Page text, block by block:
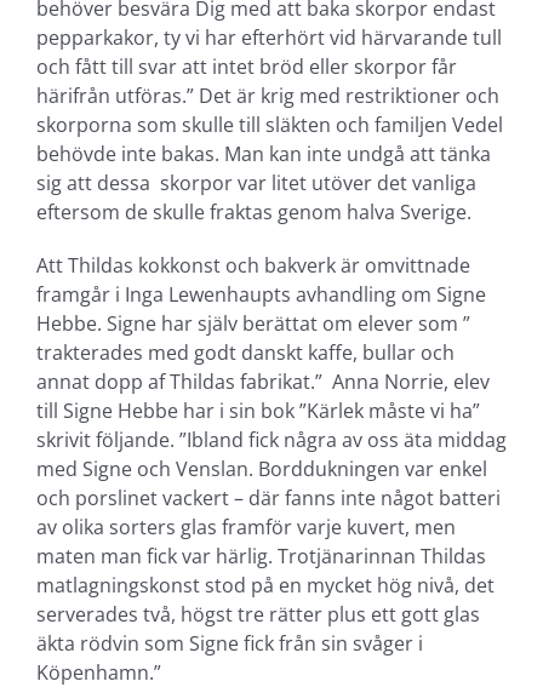
behöver besvära Dig med att baka skorpor endast
pepparkakor, ty vi har efterhört vid härvarande tull
och fått till svar att intet bröd eller skorpor får
härifrån utföras.” Det är krig med restriktioner och
skorporna som skulle till släkten och familjen Vedel
behövde inte bakas. Man kan inte undgå att tänka
sig att dessa skorpor var litet utöver det vanliga
eftersom de skulle fraktas genom halva Sverige.
Att Thildas kokkonst och bakverk är omvittnade
framgår i Inga Lewenhaupts avhandling om Signe
Hebbe. Signe har själv berättat om elever som ”
trakterades med godt danskt kaffe, bullar och
annat dopp af Thildas fabrikat.” Anna Norrie, elev
till Signe Hebbe har i sin bok ”Kärlek måste vi ha”
skrivit följande. ”Ibland fick några av oss äta middag
med Signe och Venslan. Borddukningen var enkel
och porslinet vackert – där fanns inte något batteri
av olika sorters glas framför varje kuvert, men
maten man fick var härlig. Trotjänarinnan Thildas
matlagningskonst stod på en mycket hög nivå, det
serverades två, högst tre rätter plus ett gott glas
äkta rödvin som Signe fick från sin svåger i
Köpenhamn.”